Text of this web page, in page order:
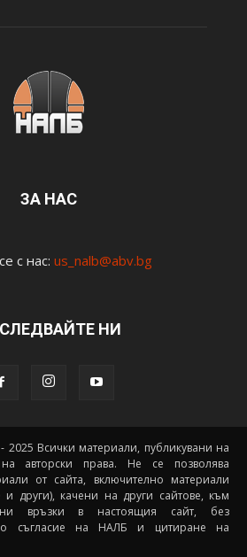
ЗА НАС
с нас: us_nalb@abv.bg
НИ
2025 Всички материали, публикувани на
авторски права. Не се позволява
от сайта, включително материали
и други), качени на други сайтове, към
връзки в настоящия сайт, без
съгласие на НАЛБ и цитиране на